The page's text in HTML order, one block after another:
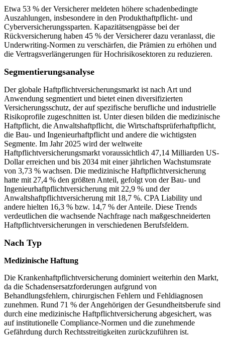
Etwa 53 % der Versicherer meldeten höhere schadenbedingte
Auszahlungen, insbesondere in den Produkthaftpflicht- und
Cyberversicherungssparten. Kapazitätsengpässe bei der
Rückversicherung haben 45 % der Versicherer dazu veranlasst, die
Underwriting-Normen zu verschärfen, die Prämien zu erhöhen und
die Vertragsverlängerungen für Hochrisikosektoren zu reduzieren.
Segmentierungsanalyse
Der globale Haftpflichtversicherungsmarkt ist nach Art und
Anwendung segmentiert und bietet einen diversifizierten
Versicherungsschutz, der auf spezifische berufliche und industrielle
Risikoprofile zugeschnitten ist. Unter diesen bilden die medizinische
Haftpflicht, die Anwaltshaftpflicht, die Wirtschaftsprüferhaftpflicht,
die Bau- und Ingenieurhaftpflicht und andere die wichtigsten
Segmente. Im Jahr 2025 wird der weltweite
Haftpflichtversicherungsmarkt voraussichtlich 47,14 Milliarden US-
Dollar erreichen und bis 2034 mit einer jährlichen Wachstumsrate
von 3,73 % wachsen. Die medizinische Haftpflichtversicherung
hatte mit 27,4 % den größten Anteil, gefolgt von der Bau- und
Ingenieurhaftpflichtversicherung mit 22,9 % und der
Anwaltshaftpflichtversicherung mit 18,7 %. CPA Liability und
andere hielten 16,3 % bzw. 14,7 % der Anteile. Diese Trends
verdeutlichen die wachsende Nachfrage nach maßgeschneiderten
Haftpflichtversicherungen in verschiedenen Berufsfeldern.
Nach Typ
Medizinische Haftung
Die Krankenhaftpflichtversicherung dominiert weiterhin den Markt,
da die Schadensersatzforderungen aufgrund von
Behandlungsfehlern, chirurgischen Fehlern und Fehldiagnosen
zunehmen. Rund 71 % der Angehörigen der Gesundheitsberufe sind
durch eine medizinische Haftpflichtversicherung abgesichert, was
auf institutionelle Compliance-Normen und die zunehmende
Gefährdung durch Rechtsstreitigkeiten zurückzuführen ist.